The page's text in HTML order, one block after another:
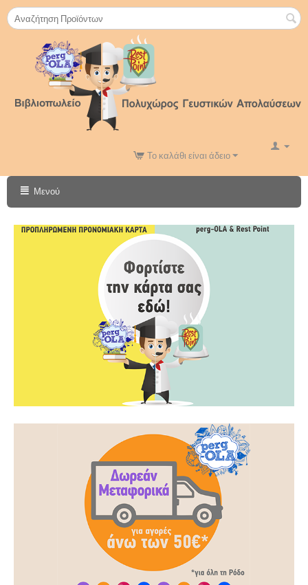
Το καλάθι είναι άδειο
Μενού